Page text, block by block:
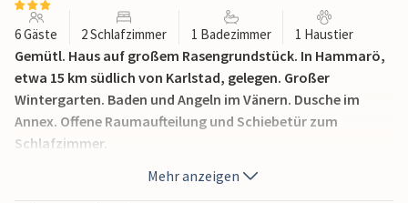
6 Gäste 2 Schlafzimmer 1 Badezimmer 1 Haustier
Gemütl. Haus auf großem Rasengrundstück. In Hammarö,
etwa 15 km südlich von Karlstad, gelegen. Großer
Wintergarten. Baden und Angeln im Vänern. Dusche im
Annex. Offene Raumaufteilung und Schiebetür zum
Schlafzimmer.
Mehr anzeigen